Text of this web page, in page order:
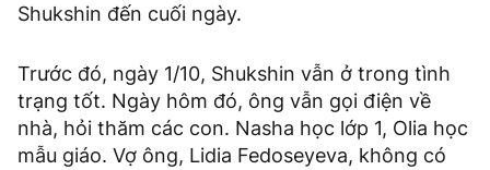
Shukshin đến cuối ngày.
Trước đó, ngày 1/10, Shukshin vẫn ở trong tình
trạng tốt. Ngày hôm đó, ông vẫn gọi điện về
nhà, hỏi thăm các con. Nasha học lớp 1, Olia học
mẫu giáo. Vợ ông, Lidia Fedoseyeva, không có